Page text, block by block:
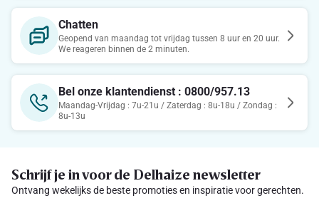
Chatten
Geopend van maandag tot vrijdag tussen 8 uur en 20 uur.
We reageren binnen de 2 minuten.
Bel onze klantendienst : 0800/957.13
Maandag-Vrijdag : 7u-21u / Zaterdag : 8u-18u / Zondag :
8u-13u
Schrijf je in voor de Delhaize newsletter
Ontvang wekelijks de beste promoties en inspiratie voor gerechten.